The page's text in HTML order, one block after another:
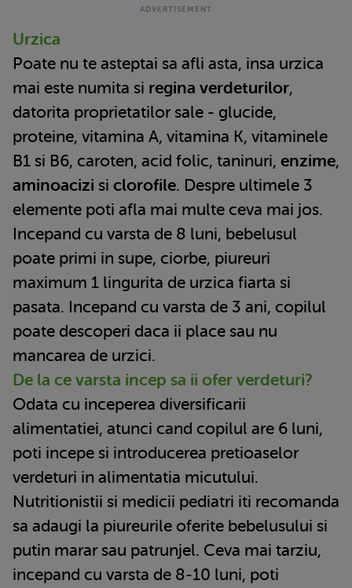
Urzica
Poate nu te asteptai sa afli asta, insa urzica
mai este numita si regina verdeturilor,
datorita proprietatilor sale - glucide,
proteine, vitamina A, vitamina K, vitaminele
B1 si B6, caroten, acid folic, taninuri, enzime,
aminoacizi si clorofile. Despre ultimele 3
elemente poti afla mai multe ceva mai jos.
Incepand cu varsta de 8 luni, bebelusul
poate primi in supe, ciorbe, piureuri
maximum 1 lingurita de urzica fiarta si
pasata. Incepand cu varsta de 3 ani, copilul
poate descoperi daca ii place sau nu
mancarea de urzici.
De la ce varsta incep sa ii ofer verdeturi?
Odata cu inceperea diversificarii
alimentatiei, atunci cand copilul are 6 luni,
poti incepe si introducerea pretioaselor
verdeturi in alimentatia micutului.
Nutritionistii si medicii pediatri iti recomanda
sa adaugi la piureurile oferite bebelusului si
putin marar sau patrunjel. Ceva mai tarziu,
incepand cu varsta de 8-10 luni, poti